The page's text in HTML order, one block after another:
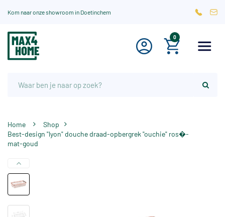
Kom naar onze showroom in Doetinchem
0
Home
Shop
Best-design "lyon" douche draad-opbergrek "ouchie" ros�-
mat-goud